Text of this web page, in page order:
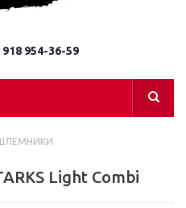
918 954-36-59
Light Combi